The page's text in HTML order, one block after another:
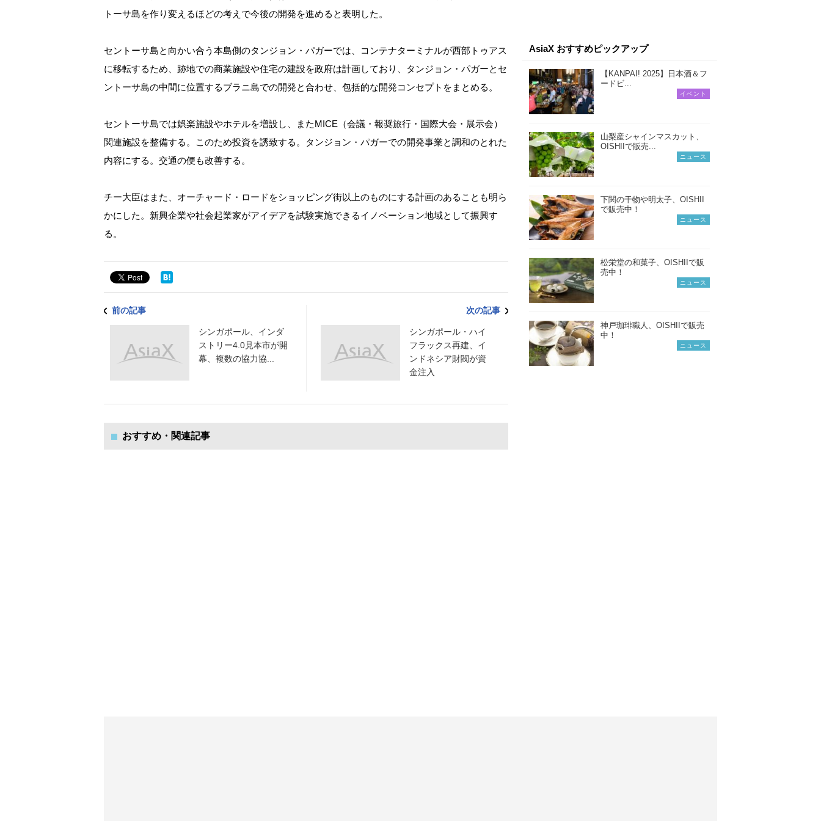
トーサ島を作り変えるほどの考えで今後の開発を進めると表明した。
セントーサ島と向かい合う本島側のタンジョン・パガーでは、コンテナターミナルが西部トゥアス
に移転するため、跡地での商業施設や住宅の建設を政府は計画しており、タンジョン・パガーとセ
ントーサ島の中間に位置するブラニ島での開発と合わせ、包括的な開発コンセプトをまとめる。
セントーサ島では娯楽施設やホテルを増設し、またMICE（会議・報奨旅行・国際大会・展示会）
関連施設を整備する。このため投資を誘致する。タンジョン・パガーでの開発事業と調和のとれた
内容にする。交通の便も改善する。
チー大臣はまた、オーチャード・ロードをショッピング街以上のものにする計画のあることも明ら
かにした。新興企業や社会起業家がアイデアを試験実施できるイノベーション地域として振興す
る。
前の記事
シンガポール、インダ
ストリー4.0見本市が開
幕、複数の協力協...
次の記事
シンガポール・ハイ
フラックス再建、イ
ンドネシア財閥が資
金注入
おすすめ・関連記事
AsiaX おすすめピックアップ
【KANPAI! 2025】日本酒＆フ
ードビ...
イベント
山梨産シャインマスカット、
OISHIIで販売...
ニュース
下関の干物や明太子、OISHII
で販売中！
ニュース
松栄堂の和菓子、OISHIIで販
売中！
ニュース
神戸珈琲職人、OISHIIで販売
中！
ニュース